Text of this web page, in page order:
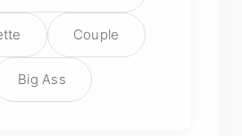
Couple
Big Ass